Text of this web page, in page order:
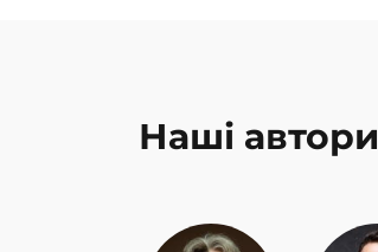
Наші автори